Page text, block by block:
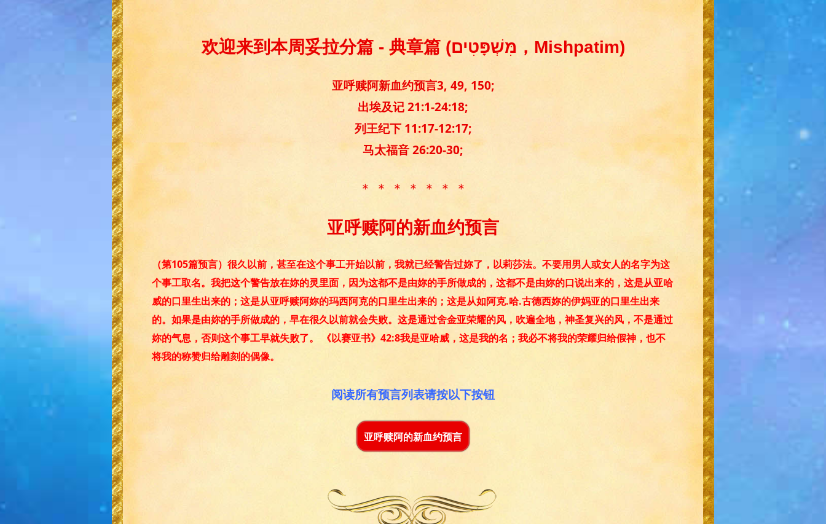
欢迎来到本周妥拉分篇 - 典章篇 (מִּשְׁפָּטִים，Mishpatim)
亚呼赎阿新血约预言3, 49, 150;
出埃及记 21:1-24:18;
列王纪下 11:17-12:17;
马太福音 26:20-30;
＊ ＊ ＊ ＊ ＊ ＊ ＊
亚呼赎阿的新血约预言
（第105篇预言）很久以前，甚至在这个事工开始以前，我就已经警告过妳了，以莉莎法。不要用男人或女人的名字为这
个事工取名。我把这个警告放在妳的灵里面，因为这都不是由妳的手所做成的，这都不是由妳的口说出来的，这是从亚哈
威的口里生出来的；这是从亚呼赎阿妳的玛西阿克的口里生出来的；这是从如阿克.哈.古德西妳的伊妈亚的口里生出来
的。如果是由妳的手所做成的，早在很久以前就会失败。这是通过舍金亚荣耀的风，吹遍全地，神圣复兴的风，不是通过
妳的气息，否则这个事工早就失败了。 《以赛亚书》42:8我是亚哈威，这是我的名；我必不将我的荣耀归给假神，也不
将我的称赞归给雕刻的偶像。
阅读所有预言列表请按以下按钮
亚呼赎阿的新血约预言